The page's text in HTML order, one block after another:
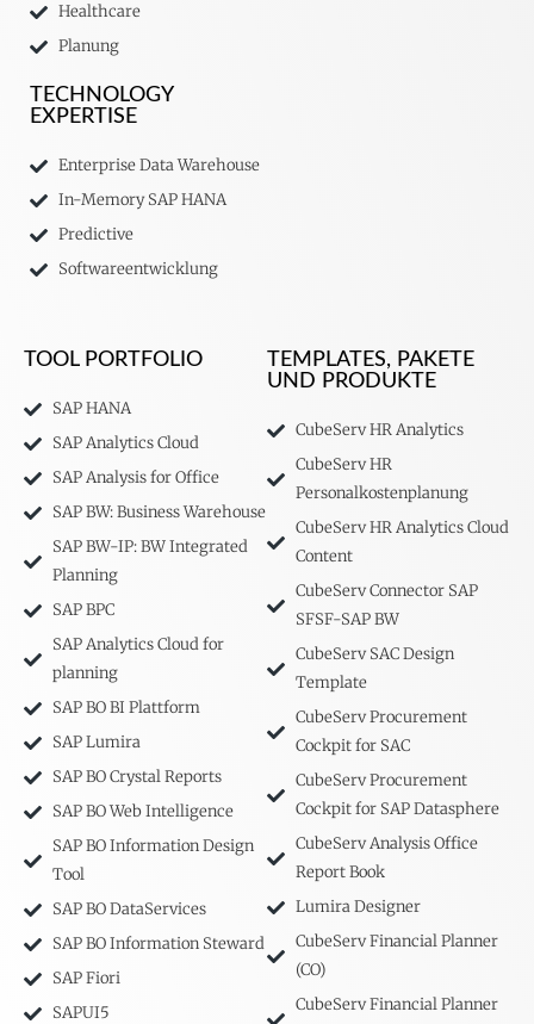
Healthcare
Planung
TECHNOLOGY
EXPERTISE
Enterprise Data Warehouse
In-Memory SAP HANA
Predictive
Softwareentwicklung
TOOL PORTFOLIO
SAP HANA
SAP Analytics Cloud
SAP Analysis for Office
SAP BW: Business Warehouse
SAP BW-IP: BW Integrated
Planning
SAP BPC
SAP Analytics Cloud for
planning
SAP BO BI Plattform
SAP Lumira
SAP BO Crystal Reports
SAP BO Web Intelligence
SAP BO Information Design
Tool
SAP BO DataServices
SAP BO Information Steward
SAP Fiori
SAPUI5
TEMPLATES, PAKETE
UND PRODUKTE
CubeServ HR Analytics
CubeServ HR
Personalkostenplanung
CubeServ HR Analytics Cloud
Content
CubeServ Connector SAP
SFSF-SAP BW
CubeServ SAC Design
Template
CubeServ Procurement
Cockpit for SAC
CubeServ Procurement
Cockpit for SAP Datasphere
CubeServ Analysis Office
Report Book
Lumira Designer
CubeServ Financial Planner
(CO)
CubeServ Financial Planner